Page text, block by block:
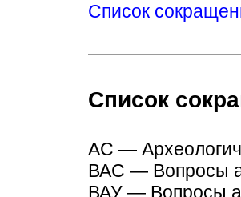
Список
Список
АС —
ВАС — Вопросы
ВАУ — Вопросы